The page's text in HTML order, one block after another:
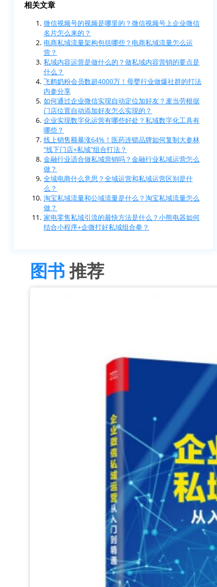
相关文章
微信视频号的视频是哪里的？微信视频号上企业微信
名片怎么来的？
电商私域流量架构包括哪些？电商私域流量怎么运
营？
私域内容运营是做什么的？做私域内容营销的要点是
什么？
飞鹤奶粉会员数超4000万！母婴行业做爆社群的打法
内参分享
如何通过企业微信实现自动定位加好友？麦当劳根据
门店位置自动添加好友怎么实现的？
企业实现数字化运营有哪些好处？私域数字化工具有
哪些？
线上销售额暴涨64%！医药连锁品牌如何复制大参林
“线下门店+私域”组合打法？
金融行业适合做私域营销吗？金融行业私域运营怎么
做？
全域电商什么意思？全域运营和私域运营区别是什
么？
淘宝私域流量和公域流量是什么？淘宝私域流量怎么
做？
家电零售私域引流的最快方法是什么？小熊电器如何
结合小程序+企微打好私域组合拳？
图书推荐